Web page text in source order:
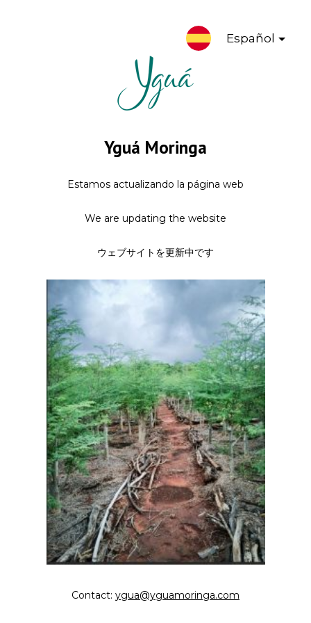
Español
Yguá Moringa
Estamos actualizando la página web
We are updating the website
ウェブサイトを更新中です
Contact: ygua@yguamoringa.com